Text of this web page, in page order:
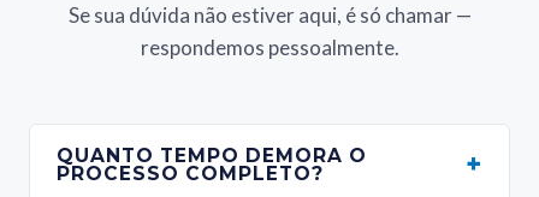
Se sua dúvida não estiver aqui, é só chamar —
respondemos pessoalmente.
QUANTO TEMPO DEMORA O
PROCESSO COMPLETO? +